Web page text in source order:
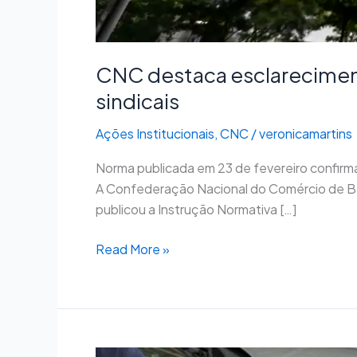
CNC destaca
sindicais
Ações Institucionais,CNC/veronicamartins
Norma publicada em 23 de fevereiro
A Confederação Nacional do Comércio de
publicou a Instrução Normativa […]
Read More »